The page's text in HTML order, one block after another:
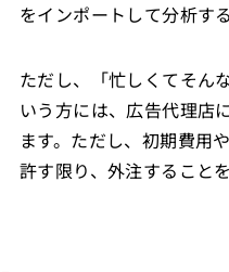
をインポートして分析す
ただし、「忙しくてそん
いう方には、広告代理店
ます。ただし、初期費用
許す限り、外注すること